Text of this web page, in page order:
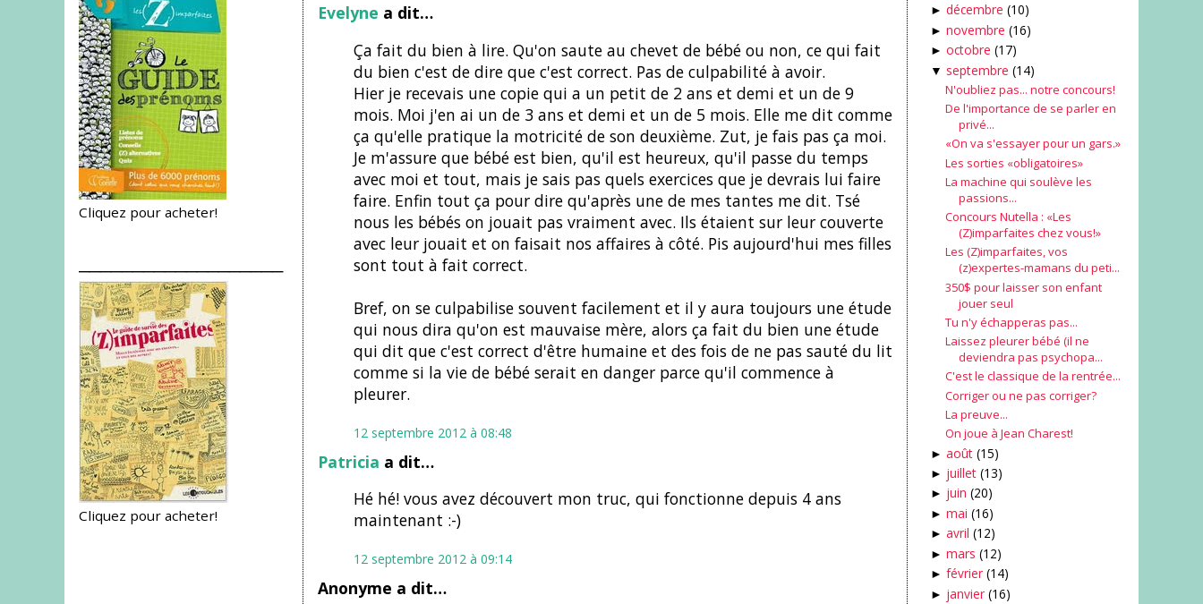
Cliquez pour acheter!
Cliquez pour acheter!
Evelyne a dit…
Ça fait du bien à lire. Qu'on saute au chevet de bébé ou non, ce qui fait
du bien c'est de dire que c'est correct. Pas de culpabilité à avoir.
Hier je recevais une copie qui a un petit de 2 ans et demi et un de 9
mois. Moi j'en ai un de 3 ans et demi et un de 5 mois. Elle me dit comme
ça qu'elle pratique la motricité de son deuxième. Zut, je fais pas ça moi.
Je m'assure que bébé est bien, qu'il est heureux, qu'il passe du temps
avec moi et tout, mais je sais pas quels exercices que je devrais lui faire
faire. Enfin tout ça pour dire qu'après une de mes tantes me dit. Tsé
nous les bébés on jouait pas vraiment avec. Ils étaient sur leur couverte
avec leur jouait et on faisait nos affaires à côté. Pis aujourd'hui mes filles
sont tout à fait correct.
Bref, on se culpabilise souvent facilement et il y aura toujours une étude
qui nous dira qu'on est mauvaise mère, alors ça fait du bien une étude
qui dit que c'est correct d'être humaine et des fois de ne pas sauté du lit
comme si la vie de bébé serait en danger parce qu'il commence à
pleurer.
12 septembre 2012 à 08:48
Patricia a dit…
Hé hé! vous avez découvert mon truc, qui fonctionne depuis 4 ans
maintenant :-)
12 septembre 2012 à 09:14
Anonyme a dit…
► décembre (10)
► novembre (16)
► octobre (17)
▼ septembre (14)
N'oubliez pas... notre concours!
De l'importance de se parler en
privé...
«On va s'essayer pour un gars.»
Les sorties «obligatoires»
La machine qui soulève les
passions...
Concours Nutella : «Les
(Z)imparfaites chez vous!»
Les (Z)imparfaites, vos
(z)expertes-mamans du peti...
350$ pour laisser son enfant
jouer seul
Tu n'y échapperas pas...
Laissez pleurer bébé (il ne
deviendra pas psychopa...
C'est le classique de la rentrée...
Corriger ou ne pas corriger?
La preuve...
On joue à Jean Charest!
► août (15)
► juillet (13)
► juin (20)
► mai (16)
► avril (12)
► mars (12)
► février (14)
► janvier (16)